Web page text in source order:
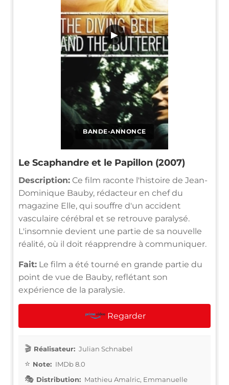
BANDE-ANNONCE
▶
Le Scaphandre et le Papillon (2007)
Description: Ce film raconte l'histoire de Jean-
Dominique Bauby, rédacteur en chef du
magazine Elle, qui souffre d'un accident
vasculaire cérébral et se retrouve paralysé.
L'insomnie devient une partie de sa nouvelle
réalité, où il doit réapprendre à communiquer.
Fait: Le film a été tourné en grande partie du
point de vue de Bauby, reflétant son
expérience de la paralysie.
Regarder
Réalisateur: Julian Schnabel
Note: IMDb 8.0
Distribution: Mathieu Amalric, Emmanuelle